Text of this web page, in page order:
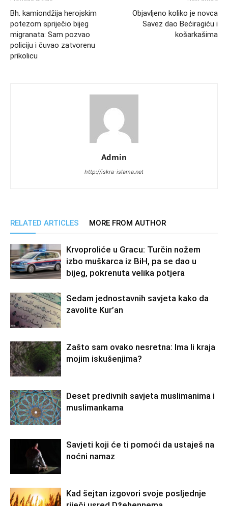
Bh. kamiondžija herojskim
potezom spriječio bijeg
migranata: Sam pozvao
policiju i čuvao zatvorenu
prikolicu
Objavljeno koliko je novca
Savez dao Bećiragiću i
košarkašima
Admin
http://iskra-islama.net
RELATED ARTICLES MORE FROM AUTHOR
Krvoproliće u Gracu: Turčin nožem
izbo muškarca iz BiH, pa se dao u
bijeg, pokrenuta velika potjera
Sedam jednostavnih savjeta kako da
zavolite Kur’an
Zašto sam ovako nesretna: Ima li kraja
mojim iskušenjima?
Deset predivnih savjeta muslimanima i
muslimankama
Savjeti koji će ti pomoći da ustaješ na
noćni namaz
Kad šejtan izgovori svoje posljednje